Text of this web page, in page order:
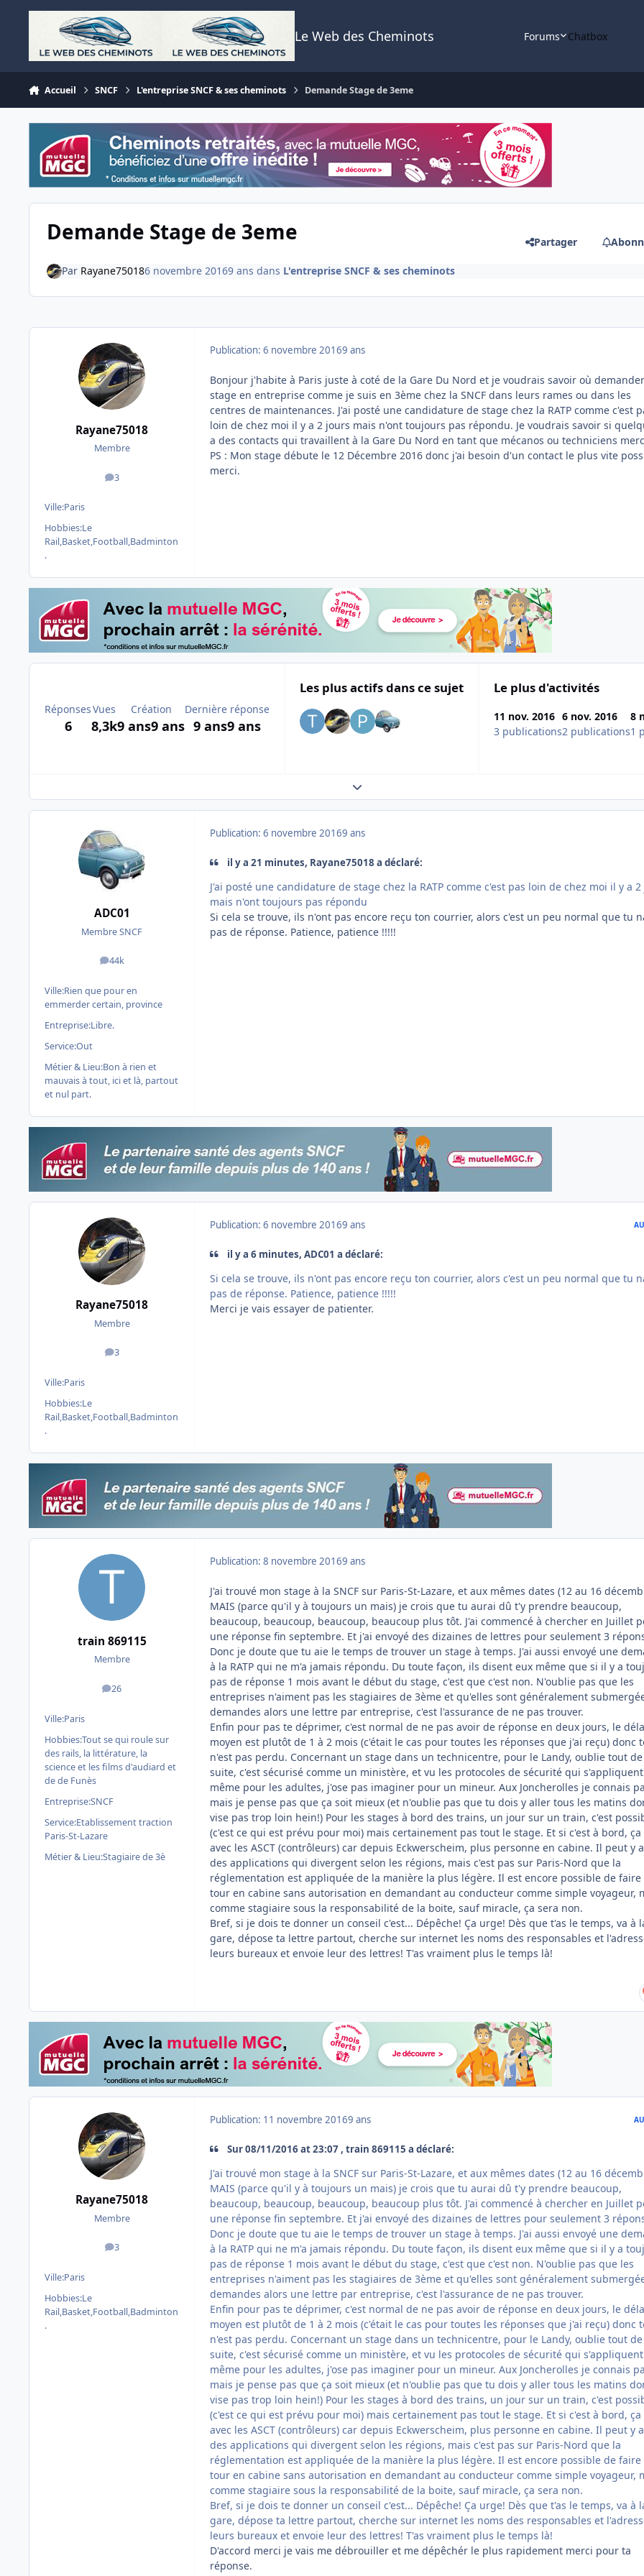
Aller au contenu
Le Web des Cheminots Forums Chatbox
Accueil SNCF L'entreprise SNCF & ses cheminots Demande Stage de 3eme
Demande Stage de 3eme Partager
Par Rayane750186 novembre 20169 ans dans L'entreprise SNCF & ses cheminots
Rayane75018
Membre
3
messages
Ville:Paris
Hobbies:Le
Rail,Basket,Football,Badminton
.
Publication: 6 novembre 20169 ans
Bonjour j'habite à Paris juste à coté de la Gare Du Nord et je voudrais savoir où
stage en entreprise comme je suis en 3ème chez la SNCF dans leurs rames ou dans les
centres de maintenances. J'ai posté une candidature de stage chez la RATP comme c'est
loin de chez moi il y a 2 jours mais n'ont toujours pas répondu. Je voudrais savoir si
a des contacts qui travaillent à la Gare Du Nord en tant que mécanos ou techniciens
PS : Mon stage débute le 12 Décembre 2016 donc j'ai besoin d'un contact le plus vite
merci.
Réponses
6
Vues
8,3k
Création
9 ans9 ans
Dernière réponse
9 ans9 ans
Les plus actifs dans ce sujet Le plus d'activités
11 nov. 2016
3 publications
6 nov. 2016
2 publications
8
1
Expand topic overview
ADC01
Membre SNCF
44k
messages
Ville:Rien que pour en
emmerder certain, province
Entreprise:Libre.
Service:Out
Métier & Lieu:Bon à rien et
mauvais à tout, ici et là, partout
et nul part.
Publication: 6 novembre 20169 ans
il y a 21 minutes, Rayane75018 a déclaré:
J'ai posté une candidature de stage chez la RATP comme c'est pas loin de chez moi il y a
mais n'ont toujours pas répondu
Si cela se trouve, ils n'ont pas encore reçu ton courrier, alors c'est un peu normal que tu
pas de réponse. Patience, patience !!!!!
Rayane75018
Membre
3
messages
Ville:Paris
Hobbies:Le
Rail,Basket,Football,Badminton
.
Publication: 6 novembre 20169 ans
il y a 6 minutes, ADC01 a déclaré:
Si cela se trouve, ils n'ont pas encore reçu ton courrier, alors c'est un peu normal que tu
pas de réponse. Patience, patience !!!!!
Merci je vais essayer de patienter.
train 869115
Membre
26
messages
Ville:Paris
Hobbies:Tout se qui roule sur
des rails, la littérature, la
science et les films d'audiard et
de de Funès
Entreprise:SNCF
Service:Etablissement traction
Paris-St-Lazare
Métier & Lieu:Stagiaire de 3è
Publication: 8 novembre 20169 ans
J'ai trouvé mon stage à la SNCF sur Paris-St-Lazare, et aux mêmes dates (12 au 16
MAIS (parce qu'il y à toujours un mais) je crois que tu aurai dû t'y prendre beaucoup,
beaucoup, beaucoup, beaucoup, beaucoup plus tôt. J'ai commencé à chercher en Juillet
une réponse fin septembre. Et j'ai envoyé des dizaines de lettres pour seulement 3
Donc je doute que tu aie le temps de trouver un stage à temps. J'ai aussi envoyé une
à la RATP qui ne m'a jamais répondu. Du toute façon, ils disent eux même que si il y a
pas de réponse 1 mois avant le début du stage, c'est que c'est non. N'oublie pas que les
entreprises n'aiment pas les stagiaires de 3ème et qu'elles sont généralement
demandes alors une lettre par entreprise, c'est l'assurance de ne pas trouver.
Enfin pour pas te déprimer, c'est normal de ne pas avoir de réponse en deux jours, le
moyen est plutôt de 1 à 2 mois (c'était le cas pour toutes les réponses que j'ai reçu) donc
n'est pas perdu. Concernant un stage dans un technicentre, pour le Landy, oublie tout de
suite, c'est sécurisé comme un ministère, et vu les protocoles de sécurité qui s'appliquent
même pour les adultes, j'ose pas imaginer pour un mineur. Aux Joncherolles je connais
mais je pense pas que ça soit mieux (et n'oublie pas que tu dois y aller tous les matins
vise pas trop loin hein!) Pour les stages à bord des trains, un jour sur un train, c'est
(c'est ce qui est prévu pour moi) mais certainement pas tout le stage. Et si c'est à bord, ça
avec les ASCT (contrôleurs) car depuis Eckwerscheim, plus personne en cabine. Il peut y
des applications qui divergent selon les régions, mais c'est pas sur Paris-Nord que la
réglementation est appliquée de la manière la plus légère. Il est encore possible de faire
tour en cabine sans autorisation en demandant au conducteur comme simple voyageur,
comme stagiaire sous la responsabilité de la boite, sauf miracle, ça sera non.
Bref, si je dois te donner un conseil c'est... Dépêche! Ça urge! Dès que t'as le temps, va à
gare, dépose ta lettre partout, cherche sur internet les noms des responsables et
leurs bureaux et envoie leur des lettres! T'as vraiment plus le temps là!
Rayane75018
Membre
3
messages
Ville:Paris
Hobbies:Le
Rail,Basket,Football,Badminton
.
Publication: 11 novembre 20169 ans
Sur 08/11/2016 at 23:07 , train 869115 a déclaré:
J'ai trouvé mon stage à la SNCF sur Paris-St-Lazare, et aux mêmes dates (12 au 16
MAIS (parce qu'il y à toujours un mais) je crois que tu aurai dû t'y prendre beaucoup,
beaucoup, beaucoup, beaucoup, beaucoup plus tôt. J'ai commencé à chercher en Juillet
une réponse fin septembre. Et j'ai envoyé des dizaines de lettres pour seulement 3
Donc je doute que tu aie le temps de trouver un stage à temps. J'ai aussi envoyé une
à la RATP qui ne m'a jamais répondu. Du toute façon, ils disent eux même que si il y a
pas de réponse 1 mois avant le début du stage, c'est que c'est non. N'oublie pas que les
entreprises n'aiment pas les stagiaires de 3ème et qu'elles sont généralement
demandes alors une lettre par entreprise, c'est l'assurance de ne pas trouver.
Enfin pour pas te déprimer, c'est normal de ne pas avoir de réponse en deux jours, le
moyen est plutôt de 1 à 2 mois (c'était le cas pour toutes les réponses que j'ai reçu) donc
n'est pas perdu. Concernant un stage dans un technicentre, pour le Landy, oublie tout de
suite, c'est sécurisé comme un ministère, et vu les protocoles de sécurité qui s'appliquent
même pour les adultes, j'ose pas imaginer pour un mineur. Aux Joncherolles je connais
mais je pense pas que ça soit mieux (et n'oublie pas que tu dois y aller tous les matins
vise pas trop loin hein!) Pour les stages à bord des trains, un jour sur un train, c'est
(c'est ce qui est prévu pour moi) mais certainement pas tout le stage. Et si c'est à bord, ça
avec les ASCT (contrôleurs) car depuis Eckwerscheim, plus personne en cabine. Il peut y
des applications qui divergent selon les régions, mais c'est pas sur Paris-Nord que la
réglementation est appliquée de la manière la plus légère. Il est encore possible de faire
tour en cabine sans autorisation en demandant au conducteur comme simple voyageur,
comme stagiaire sous la responsabilité de la boite, sauf miracle, ça sera non.
Bref, si je dois te donner un conseil c'est... Dépêche! Ça urge! Dès que t'as le temps, va à
gare, dépose ta lettre partout, cherche sur internet les noms des responsables et
leurs bureaux et envoie leur des lettres! T'as vraiment plus le temps là!
D'accord merci je vais me débrouiller et me dépêchér le plus rapidement merci pour ta
réponse.